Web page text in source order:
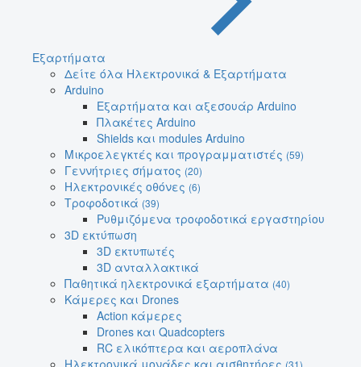
Εξαρτήματα
Δείτε όλα Ηλεκτρονικά & Εξαρτήματα
Arduino
Εξαρτήματα και αξεσουάρ Arduino
Πλακέτες Arduino
Shields και modules Arduino
Μικροελεγκτές και προγραμματιστές (59)
Γεννήτριες σήματος (20)
Ηλεκτρονικές οθόνες (6)
Τροφοδοτικά (39)
Ρυθμιζόμενα τροφοδοτικά εργαστηρίου
3D εκτύπωση
3D εκτυπωτές
3D ανταλλακτικά
Παθητικά ηλεκτρονικά εξαρτήματα (40)
Κάμερες και Drones
Action κάμερες
Drones και Quadcopters
RC ελικόπτερα και αεροπλάνα
Ηλεκτρονικά μονάδες και αισθητήρες (31)